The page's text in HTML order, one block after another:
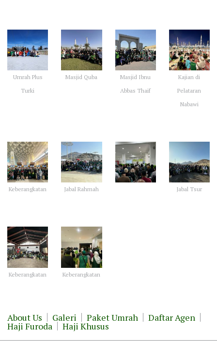
Umrah Plus
Turki
Masjid Quba
Masjid Ibnu
Abbas Thaif
Kajian di
Pelataran
Nabawi
Keberangkatan Jabal Rahmah Jabal Tsur
Keberangkatan Keberangkatan
About Us Galeri Paket Umrah Daftar Agen
Haji Furoda Haji Khusus